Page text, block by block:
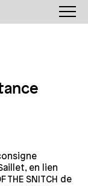
en lien
THE SNITCH de